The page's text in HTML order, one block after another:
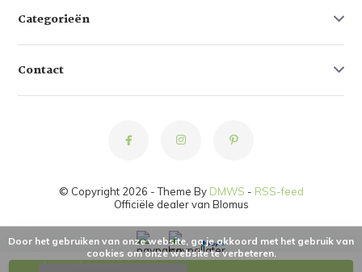
Categorieën
Contact
© Copyright 2026 - Theme By DMWS - RSS-feed
Officiële dealer van Blomus
Door het gebruiken van onze website, ga je akkoord met het gebruik van
cookies om onze website te verbeteren.